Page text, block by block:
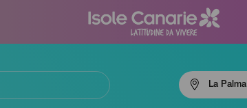
La Palma